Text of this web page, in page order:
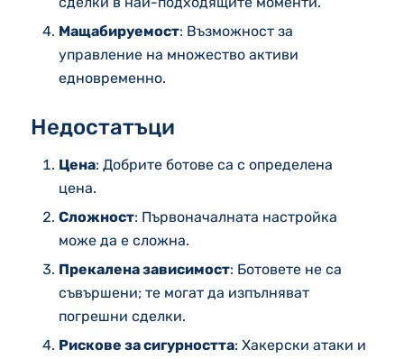
Мащабируемост: Възможност за
управление на множество активи
едновременно.
Недостатъци
Цена: Добрите ботове са с определена
цена.
Сложност: Първоначалната настройка
може да е сложна.
Прекалена зависимост: Ботовете не са
съвършени; те могат да изпълняват
погрешни сделки.
Рискове за сигурността: Хакерски атаки и